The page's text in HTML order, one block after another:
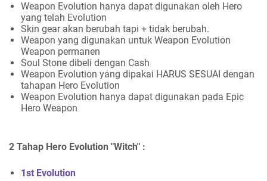
Weapon Evolution hanya dapat digunakan oleh Hero
yang telah Evolution
Skin gear akan berubah tapi + tidak berubah.
Weapon yang digunakan untuk Weapon Evolution
Weapon permanen
Soul Stone dibeli dengan Cash
Weapon Evolution yang dipakai HARUS SESUAI dengan
tahapan Hero Evolution
Weapon Evolution hanya dapat digunakan pada Epic
Hero Weapon
2 Tahap Hero Evolution "Witch" :
1st Evolution